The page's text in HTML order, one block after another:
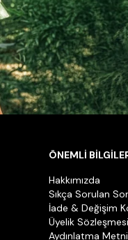
ÖNEMLİ
Hakkımızda
Sıkça Sorulan
İade & Değişim
Üyelik Sözleşmesi
Aydınlatma Metni